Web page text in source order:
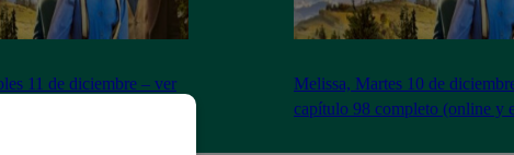
11 de diciembre – ver
Melissa, Martes 10 de
capítulo 98 completo (online y